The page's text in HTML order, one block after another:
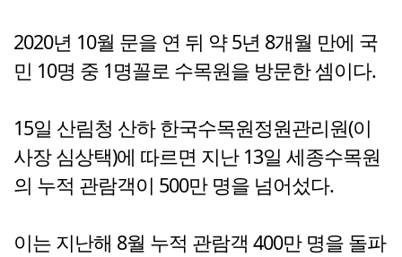
2020년 10월 문을 연 뒤 약 5년 8개월 만에 국
민 10명 중 1명꼴로 수목원을 방문한 셈이다.
15일 산림청 산하 한국수목원정원관리원(이
사장 심상택)에 따르면 지난 13일 세종수목원
의 누적 관람객이 500만 명을 넘어섰다.
이는 지난해 8월 누적 관람객 400만 명을 돌파